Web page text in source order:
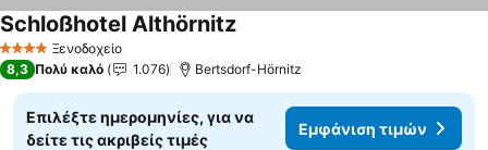
4 ΑστέριαΞενοδοχείο
Schloßhotel Althörnitz
8,3 Πολύ καλό 1.076 Bertsdorf-Hörnitz
Επιλέξτε ημερομηνίες, για να
δείτε τις ακριβείς τιμές
Εμφάνιση τιμών